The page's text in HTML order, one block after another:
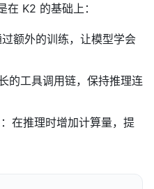
K2 的基础上：
额外的训练，让模型学会
的工具调用链，保持推理连
在推理时增加计算量，提